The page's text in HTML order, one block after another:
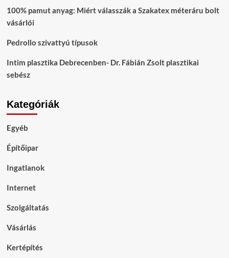
100% pamut anyag: Miért válasszák a Szakatex méteráru bolt
vásárlói
Pedrollo szivattyú típusok
Intim plasztika Debrecenben- Dr. Fábián Zsolt plasztikai
sebész
Kategóriák
Egyéb
Építőipar
Ingatlanok
Internet
Szolgáltatás
Vásárlás
Kertépítés